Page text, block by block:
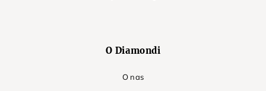
O Diamondi
O nas